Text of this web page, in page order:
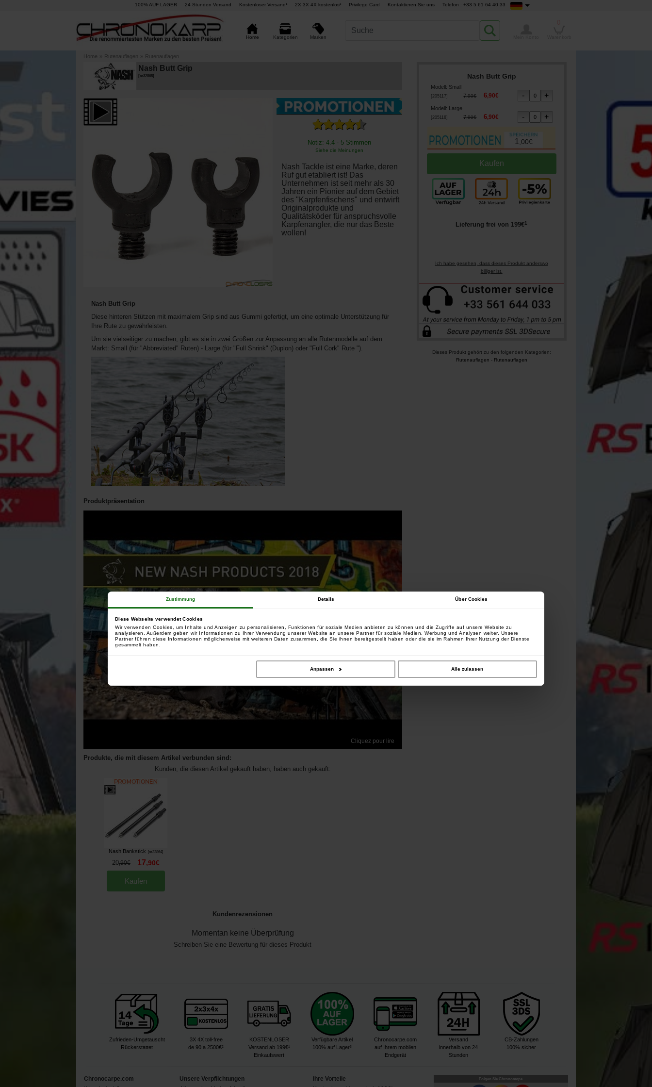
Zustimmung Details Über Cookies
Diese Webseite verwendet Cookies
Wir verwenden Cookies, um Inhalte und Anzeigen zu personalisieren, Funktionen für soziale Medien anbieten zu können und die Zugriffe auf unsere Website zu
analysieren. Außerdem geben wir Informationen zu Ihrer Verwendung unserer Website an unsere Partner für soziale Medien, Werbung und Analysen weiter. Unsere
Partner führen diese Informationen möglicherweise mit weiteren Daten zusammen, die Sie ihnen bereitgestellt haben oder die sie im Rahmen Ihrer Nutzung der Dienste
gesammelt haben.
Anpassen Alle zulassen
100% AUF LAGER 24 Stunden Versand Kostenloser Versand¹ 2X 3X 4X kostenlos² Privilege Card Kontaktieren Sie uns Telefon : +33 5 61 64 40 33
Home Kategorien Marken
Home » Rutenauflagen » Rutenauflagen
Nash Butt Grip
m32865]
Notiz: 4.4 - 5 Stimmen
Siehe die Meinungen
Nash Tackle ist eine Marke, deren
Ruf gut etabliert ist! Das
Unternehmen ist seit mehr als 30
Jahren ein Pionier auf dem Gebiet
des "Karpfenfischens" und entwirft
Originalprodukte und
Qualitätsköder für anspruchsvolle
Karpfenangler, die nur das Beste
wollen!
Nash Butt Grip
Modell: Small
205117] 7,90€ 6,90€
Modell: Large
205118 ] 7,90€ 6,90€
1 ,00€
Lieferung frei von 199€1
Ich habe gesehen, dass dieses Produkt anderswo
billiger ist.
Dieses Produkt gehört zu den folgenden Kategorien:
Rutenauflagen - Rutenauflagen
Nash Butt Grip
Diese hinteren Stützen mit maximalem Grip sind aus Gummi gefertigt, um eine optimale Unterstützung für
Ihre Rute zu gewährleisten.
Um sie vielseitiger zu machen, gibt es sie in zwei Größen zur Anpassung an alle Rutenmodelle auf dem
Markt: Small (für "Abbreviated" Ruten) - Large (für "Full Shrink" (Duplon) oder "Full Cork" Rute ").
Produktpräsentation
Cliquez pour lire
Produkte, die mit diesem Artikel verbunden sind:
Kunden, die diesen Artikel gekauft haben, haben auch gekauft:
Nash Bankstick m32864]
20,90€ 17,90€
Kaufen
Kundenrezensionen
Momentan keine Überprüfung
Schreiben Sie eine Bewertung für dieses Produkt
Zufrieden-Umgetauscht
Rückerstattet
3X 4X toll-free
de 90 a 2500€²
KOSTENLOSER
Versand ab 199€¹
Einkaufswert
Verfügbare Artikel
100% auf Lager³
Chronocarpe.com
auf Ihrem mobilen
Endgerät
Versand
innerhalb von 24
Stunden
CB-Zahlungen
100% sicher
Chronocarpe.com
Unsere Verpflichtungen
Ihre Vorteile
Folgen Sie Chronocarpe